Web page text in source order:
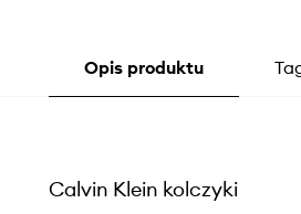
Opis produktu
Calvin Klein kolczyki